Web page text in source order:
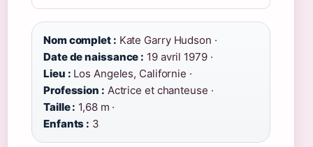
Nom complet : Kate Garry Hudson ·
Date de naissance : 19 avril 1979 ·
Lieu : Los Angeles, Californie ·
Profession : Actrice et chanteuse ·
Taille : 1,68 m ·
Enfants : 3